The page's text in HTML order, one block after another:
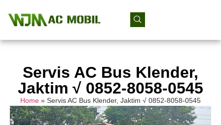
Servis AC Bus Klender,
Jaktim √ 0852-8058-0545
Home » Servis AC Bus Klender, Jaktim √ 0852-8058-0545